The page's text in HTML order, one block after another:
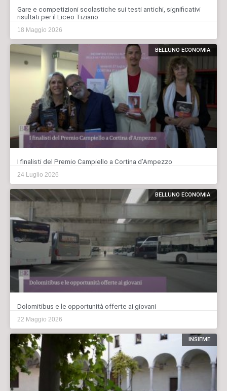
Gare e competizioni scolastiche sui testi antichi, significativi
risultati per il Liceo Tiziano
18 Maggio 2026
BELLUNO ECONOMIA
I finalisti del Premio Campiello a Cortina d’Ampezzo
24 Luglio 2026
BELLUNO ECONOMIA
Dolomitibus e le opportunità offerte ai giovani
22 Maggio 2026
INSIEME